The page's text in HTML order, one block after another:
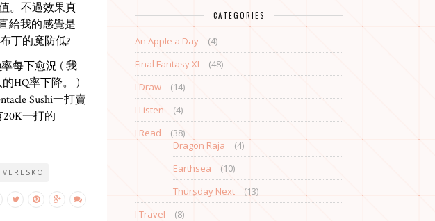
。不過效果真
給我的感覺是
丁的魔防低?
每下愈況 ( 我
HQ率下降。 )
Sushi一打賣
20K一打的
VERESKO
CATEGORIES
An Apple a Day
(4)
Final Fantasy XI
(48)
I Draw
(14)
I Listen
(4)
I Read
(38)
Dragon Raja
(4)
Earthsea
(10)
Thursday Next
(13)
I Travel
(8)